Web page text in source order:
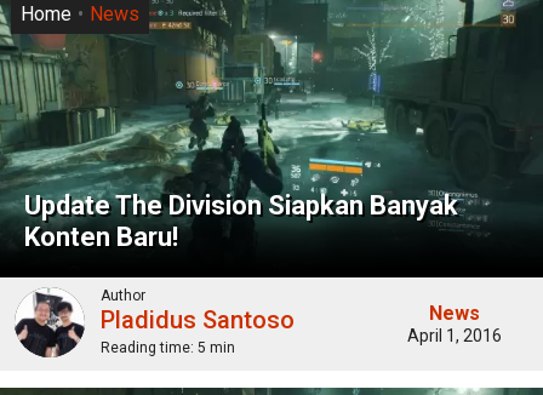
Update The Division Siapkan Banyak
Konten Baru!
Home News
Author
Pladidus Santoso
Reading time: 5 min
News
April 1, 2016